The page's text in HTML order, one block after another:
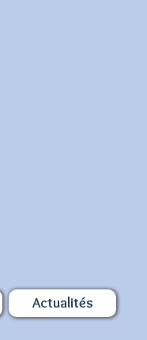
Actualités